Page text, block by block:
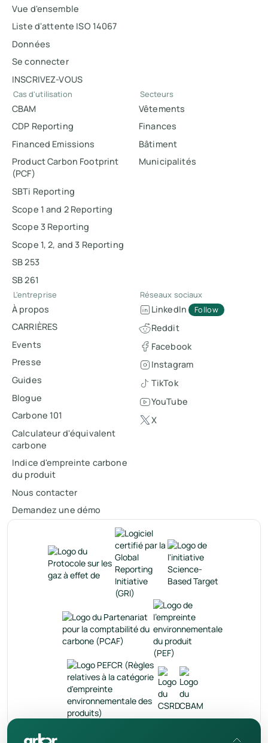
Vue d'ensemble
Liste d'attente ISO 14067
Données
Se connecter
INSCRIVEZ-VOUS
Cas d'utilisation
CBAM
CDP Reporting
Financed Emissions
Product Carbon Footprint
(PCF)
SBTi Reporting
Scope 1 and 2 Reporting
Scope 3 Reporting
Scope 1, 2, and 3 Reporting
SB 253
SB 261
Secteurs
Vêtements
Finances
Bâtiment
Municipalités
L'entreprise
À propos
CARRIÈRES
Events
Presse
Guides
Blogue
Carbone 101
Calculateur d'équivalent
carbone
Indice d'empreinte carbone
du produit
Nous contacter
Demandez une démo
Réseaux sociaux
LinkedIn Follow
Reddit
Facebook
Instagram
TikTok
YouTube
X